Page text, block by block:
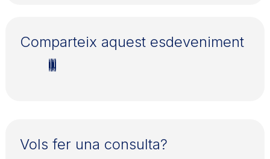
Vols fer una consulta?
Comparteix aquest esdeveniment